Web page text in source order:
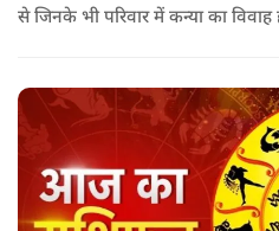
से जिनके भी परिवार में कन्या का विवाह